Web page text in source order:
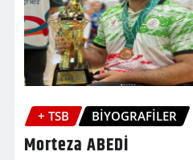
+ TSB BİYOGRAFİLER
Morteza ABEDİ